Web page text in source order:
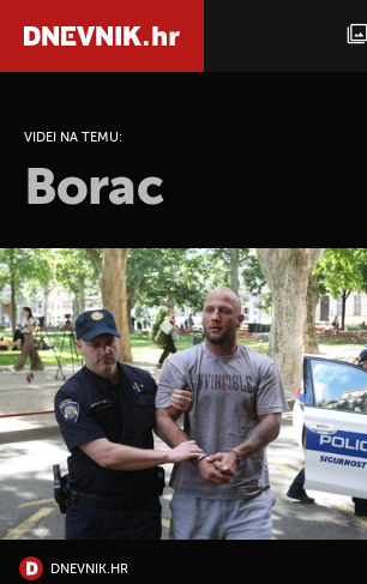
VIDEI NA TEMU:
Borac
DNEVNIK.HR